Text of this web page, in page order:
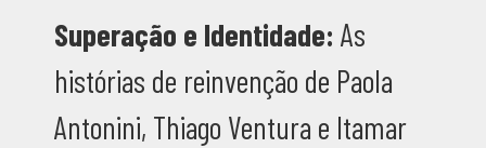
Superação e Identidade: As
histórias de reinvenção de Paola
Antonini, Thiago Ventura e Itamar